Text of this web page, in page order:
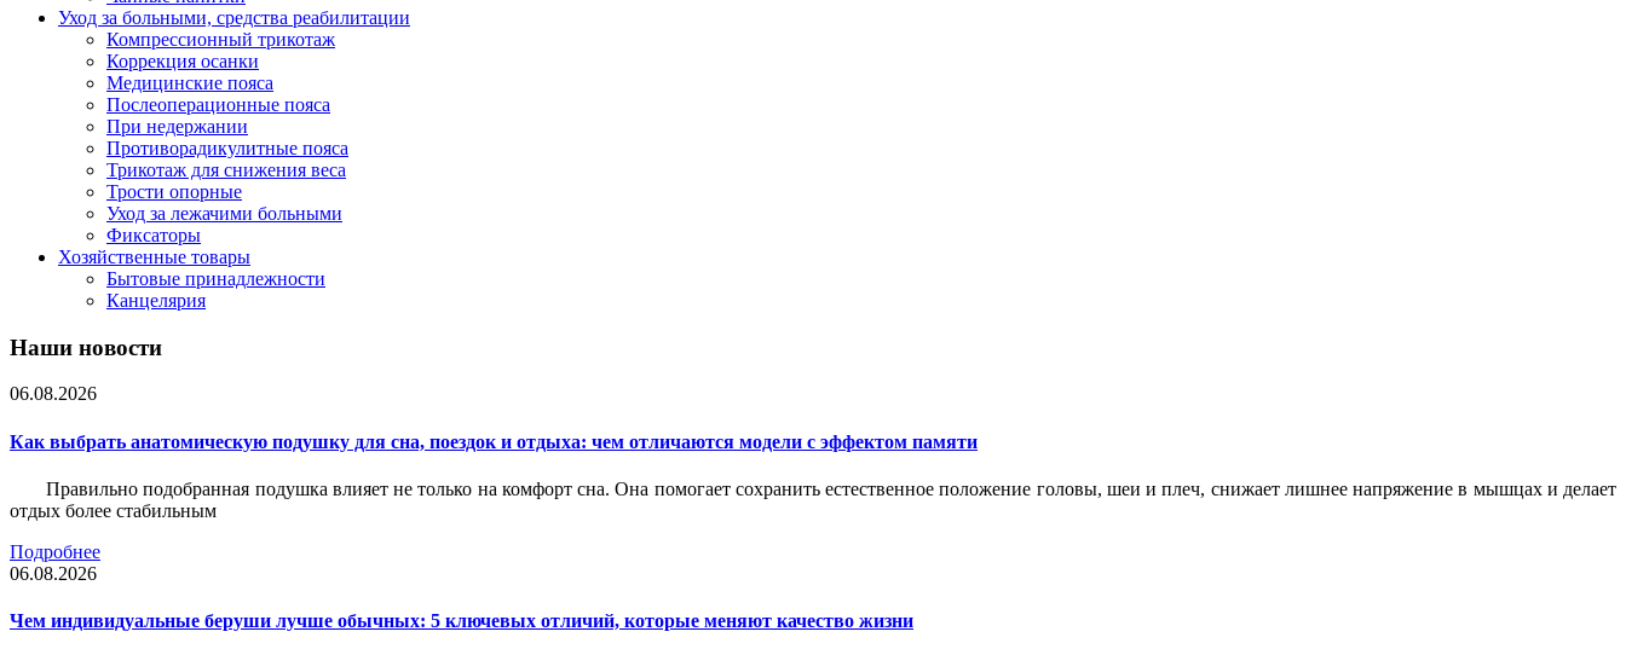
Уход за больными, средства реабилитации
Компрессионный трикотаж
Коррекция осанки
Медицинские пояса
Послеоперационные пояса
При недержании
Противорадикулитные пояса
Трикотаж для снижения веса
Трости опорные
Уход за лежачими больными
Фиксаторы
Хозяйственные товары
Бытовые принадлежности
Канцелярия
Наши новости
06.08.2026
Как выбрать анатомическую подушку для сна, поездок и отдыха: чем отличаются модели с эффектом памяти
Правильно подобранная подушка влияет не только на комфорт сна. Она помогает сохранить естественное положение головы, шеи и плеч, снижает лишнее напряжение в мышцах и делает
отдых более стабильным
Подробнее
06.08.2026
Чем индивидуальные беруши лучше обычных: 5 ключевых отличий, которые меняют качество жизни